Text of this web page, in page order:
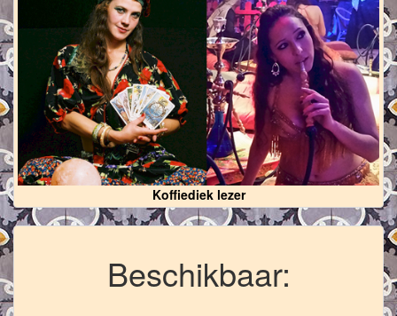
Koffiediek lezer
Beschikbaar: